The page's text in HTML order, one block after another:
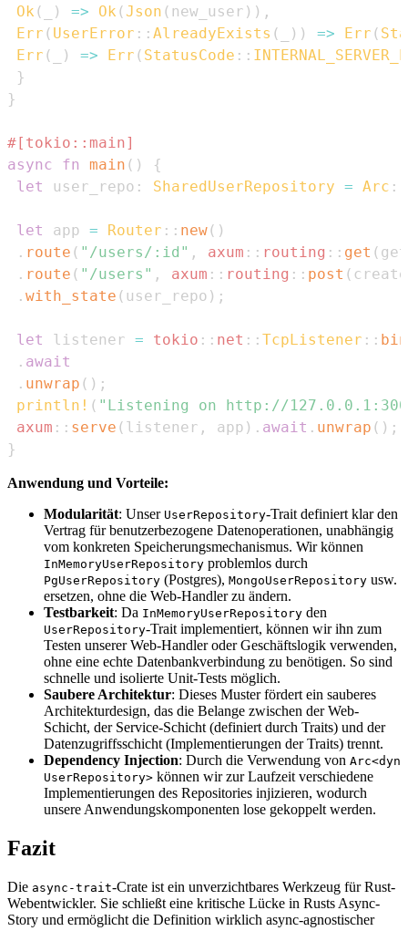
Ok ( ) => Ok (Json ( new_user ) ) ,
Err ( UserError :: AlreadyExists ( ) ) => Err (
Err ( ) => Err ( StatusCode ::
}
}
#[tokio::main]
async
fn main ( )
{
let
user_repo : SharedUserRepository = Arc ::
let app = Router :: new( )
. route ( "/users/:id" , axum :: routing :: get (
. route ( "/users" , axum :: routing :: post (
. with_state ( user_repo ) ;
let listener = tokio :: net :: TcpListener ::
. await
. unwrap ( ) ;
println! ( "Listening on http://
axum :: serve ( listener , app ) . await . unwrap ( ) ;
}
Anwendung und Vorteile:
Modularität: Unser UserRepository-Trait definiert klar den
Vertrag für benutzerbezogene Datenoperationen, unabhängig
vom konkreten Speicherungsmechanismus. Wir können
InMemoryUserRepository problemlos durch
PgUserRepository (Postgres), MongoUserRepository usw.
ersetzen, ohne die Web-Handler zu ändern.
Testbarkeit: Da InMemoryUserRepository den
UserRepository-Trait implementiert, können wir ihn zum
Testen unserer Web-Handler oder Geschäftslogik verwenden,
ohne eine echte Datenbankverbindung zu benötigen. So sind
schnelle und isolierte Unit-Tests möglich.
Saubere Architektur: Dieses Muster fördert ein sauberes
Architekturdesign, das die Belange zwischen der Web-
Schicht, der Service-Schicht (definiert durch Traits) und der
Datenzugriffsschicht (Implementierungen der Traits) trennt.
Dependency Injection: Durch die Verwendung von Arc<dyn
UserRepository> können wir zur Laufzeit verschiedene
Implementierungen des Repositories injizieren, wodurch
unsere Anwendungskomponenten lose gekoppelt werden.
Fazit
Die async-trait-Crate ist ein unverzichtbares Werkzeug für Rust-
Webentwickler. Sie schließt eine kritische Lücke in Rusts Async-
Story und ermöglicht die Definition wirklich async-agnostischer